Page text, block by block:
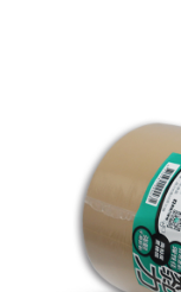
３．收到繳費通知簡訊
ATM／網路銀行／等多
※ 請注意：結帳手續完
購買商品的店家。未經
後付繳納相關費用。
※ 交易是否成功請以「
是否繳費成功／繳費後
客戶支援中心」
https://
每筆NT$60，滿
7-11取貨付款
每筆NT$60，滿
付款後7-11取貨
每筆NT$60，滿